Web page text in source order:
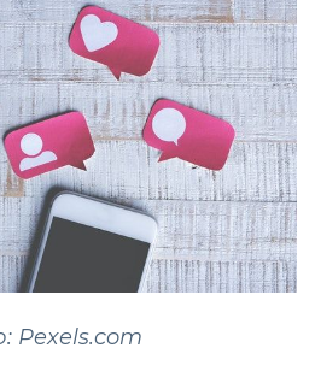
Pexels.com